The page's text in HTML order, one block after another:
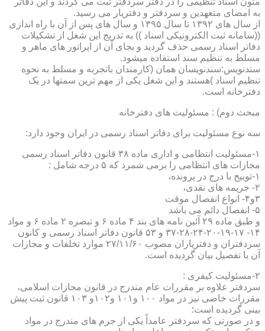
به امضای متعهدین و سردفتر و دفتریار می رسید.
از سال های ۱۳۹۲ تا سال ۱۳۹۵ و سال های پس از آن با راه اندازی
((سامانه ثبت الکترونیکی اسناد )) به تدریج این شغل از تشکیلات
دفاتر اسناد رسمی حذف گردید و بجای آن از اپراتور های ماهر و
مسلط به تنظیم سند استفاده میشود.
سندنویس:سندنویسان همان (کارمندان باتجربه و مسلط به نحوه
تنظیم اسناد )هستند و این شغل یکی از مهم ترین سمتها در یک
دفترخانه است.
مبحث دوم) : مسئولیت های دفترخانه
سه نوع مسئولیت برای دفاتر اسناد رسمی در ایران وجود دارد:
۱-مسئولیت انتظامی و اداری ماده ۳۸ قانون دفاتر اسناد رسمی
مجازات های انتظامی را برمی شمرد که ۵ درجه شامل :
۱-توبیخ با درج در پرونده،
۲- جریمه های نقدی،
۳و۴- انواع انفصال موقت
۵- انفصال دائم می باشد
و طبق ماده ۲۹ آئین نامه های بند ۴ ماده ۶ و تبصره ۲ ماده ۶ و مواد
۱۴- ۱۷-۱۹-۲۰-۲۴-۲۸-۳۷ و ۵۳ قانون دفاتر اسناد رسمی و کانون
سردفتران و دفتریاران مصوب ۲۷/۱۱/۶۰ موارد تخلفات و مجازات
آن با تفصیل بیان گردیده است.
۲-مسئولیت کیفری :
سردفتر علاوه بر مقررات عام مندرج در قانون مجازات اسلامی،
مقررات خاصی نیز در مواد ۱۰۰ و۱۰۱ و۱۰۲و ۱۰۳ قانون ثبت پیش
بینی گردیده است؛
و در صورتی که سردفتر عامداً یکی از جرم های مندرج در مواد